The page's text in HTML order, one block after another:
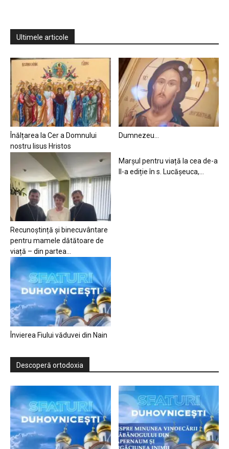
Ultimele articole
Înălțarea la Cer a Domnului
nostru Iisus Hristos
Dumnezeu…
Recunoștință și binecuvântare
pentru mamele dătătoare de
viață – din partea...
Marșul pentru viață la cea de-a
II-a ediție în s. Lucășeuca,...
Învierea Fiului văduvei din Nain
Descoperă ortodoxia